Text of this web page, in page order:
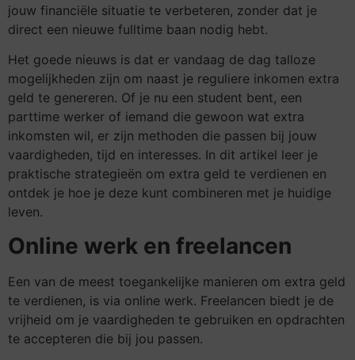
jouw financiële situatie te verbeteren, zonder dat je
direct een nieuwe fulltime baan nodig hebt.
Het goede nieuws is dat er vandaag de dag talloze
mogelijkheden zijn om naast je reguliere inkomen extra
geld te genereren. Of je nu een student bent, een
parttime werker of iemand die gewoon wat extra
inkomsten wil, er zijn methoden die passen bij jouw
vaardigheden, tijd en interesses. In dit artikel leer je
praktische strategieën om extra geld te verdienen en
ontdek je hoe je deze kunt combineren met je huidige
leven.
Online werk en freelancen
Een van de meest toegankelijke manieren om extra geld
te verdienen, is via online werk. Freelancen biedt je de
vrijheid om je vaardigheden te gebruiken en opdrachten
te accepteren die bij jou passen.